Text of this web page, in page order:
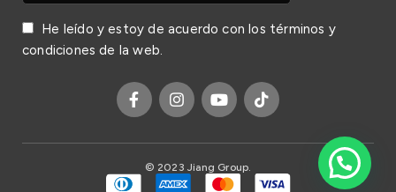
He leído y estoy de acuerdo con los términos y
condiciones de la web.
© 2023 Jiang Group.